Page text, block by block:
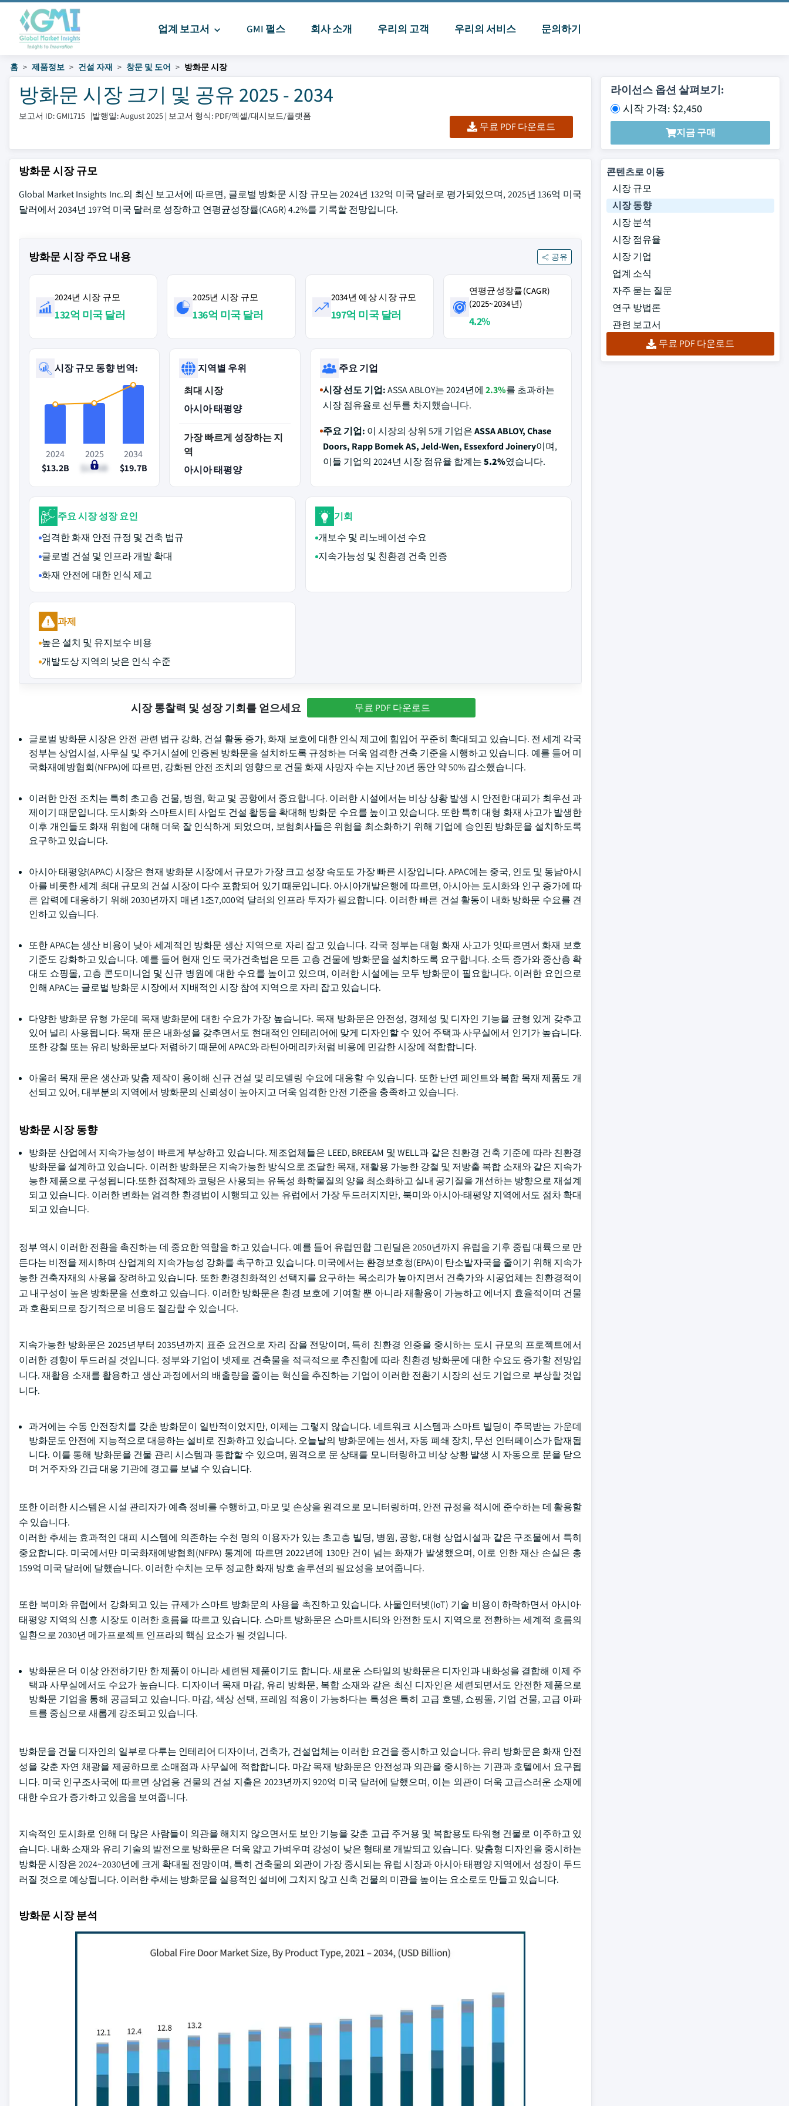
업계 보고서 GMI 펄스 회사 소개 우리의 고객 우리의 서비스 문의하기
홈 제품정보 건설 자재 창문 및 도어 방화문 시장
방화문 시장 크기 및 공유 2025 - 2034
보고서 ID: GMI1715 |발행일: August 2025 | 보고서 형식: PDF/엑셀/대시보드/플랫폼
무료 PDF 다운로드
라이선스 옵션 살펴보기:
시작 가격: $2,450
지금 구매
방화문 시장 규모
Global Market Insights Inc.의 최신 보고서에 따르면, 글로벌 방화문 시장 규모는 2024년 132억 미국 달러로 평가되었으며, 2025년 136억 미국
달러에서 2034년 197억 미국 달러로 성장하고 연평균성장률(CAGR) 4.2%를 기록할 전망입니다.
방화문 시장 주요 내용 공유
2024년 시장 규모
132억 미국 달러
2025년 시장 규모
136억 미국 달러
2034년 예상 시장 규모
197억 미국 달러
연평균성장률(CAGR)
(2025~2034년)
4.2%
시장 규모 동향 번역:
2024
$13.2B
2025
$13.6B
2034
$19.7B
지역별 우위
최대 시장
아시아 태평양
가장 빠르게 성장하는 지
역
아시아 태평양
주요 기업
시장 선도 기업:ASSA ABLOY는 2024년에 2.3%를 초과하는
시장 점유율로 선두를 차지했습니다.
주요 기업: 이 시장의 상위 5개 기업은ASSA ABLOY, Chase
Doors, Rapp Bomek AS, Jeld-Wen, Essexford Joinery이며,
이들 기업의 2024년 시장 점유율 합계는5.2%였습니다.
주요 시장 성장 요인
엄격한 화재 안전 규정 및 건축 법규
글로벌 건설 및 인프라 개발 확대
화재 안전에 대한 인식 제고
기회
개보수 및 리노베이션 수요
지속가능성 및 친환경 건축 인증
과제
높은 설치 및 유지보수 비용
개발도상 지역의 낮은 인식 수준
시장 통찰력 및 성장 기회를 얻으세요 무료 PDF 다운로드
글로벌 방화문 시장은 안전 관련 법규 강화, 건설 활동 증가, 화재 보호에 대한 인식 제고에 힘입어 꾸준히 확대되고 있습니다. 전 세계 각국
정부는 상업시설, 사무실 및 주거시설에 인증된 방화문을 설치하도록 규정하는 더욱 엄격한 건축 기준을 시행하고 있습니다. 예를 들어 미
국화재예방협회(NFPA)에 따르면, 강화된 안전 조치의 영향으로 건물 화재 사망자 수는 지난 20년 동안 약 50% 감소했습니다.
이러한 안전 조치는 특히 초고층 건물, 병원, 학교 및 공항에서 중요합니다. 이러한 시설에서는 비상 상황 발생 시 안전한 대피가 최우선 과
제이기 때문입니다. 도시화와 스마트시티 사업도 건설 활동을 확대해 방화문 수요를 높이고 있습니다. 또한 특히 대형 화재 사고가 발생한
이후 개인들도 화재 위험에 대해 더욱 잘 인식하게 되었으며, 보험회사들은 위험을 최소화하기 위해 기업에 승인된 방화문을 설치하도록
요구하고 있습니다.
아시아 태평양(APAC) 시장은 현재 방화문 시장에서 규모가 가장 크고 성장 속도도 가장 빠른 시장입니다. APAC에는 중국, 인도 및 동남아시
아를 비롯한 세계 최대 규모의 건설 시장이 다수 포함되어 있기 때문입니다. 아시아개발은행에 따르면, 아시아는 도시화와 인구 증가에 따
른 압력에 대응하기 위해 2030년까지 매년 1조7,000억 달러의 인프라 투자가 필요합니다. 이러한 빠른 건설 활동이 내화 방화문 수요를 견
인하고 있습니다.
또한 APAC는 생산 비용이 낮아 세계적인 방화문 생산 지역으로 자리 잡고 있습니다. 각국 정부는 대형 화재 사고가 잇따르면서 화재 보호
기준도 강화하고 있습니다. 예를 들어 현재 인도 국가건축법은 모든 고층 건물에 방화문을 설치하도록 요구합니다. 소득 증가와 중산층 확
대도 쇼핑몰, 고층 콘도미니엄 및 신규 병원에 대한 수요를 높이고 있으며, 이러한 시설에는 모두 방화문이 필요합니다. 이러한 요인으로
인해 APAC는 글로벌 방화문 시장에서 지배적인 시장 참여 지역으로 자리 잡고 있습니다.
다양한 방화문 유형 가운데 목재 방화문에 대한 수요가 가장 높습니다. 목재 방화문은 안전성, 경제성 및 디자인 기능을 균형 있게 갖추고
있어 널리 사용됩니다. 목재 문은 내화성을 갖추면서도 현대적인 인테리어에 맞게 디자인할 수 있어 주택과 사무실에서 인기가 높습니다.
또한 강철 또는 유리 방화문보다 저렴하기 때문에 APAC와 라틴아메리카처럼 비용에 민감한 시장에 적합합니다.
아울러 목재 문은 생산과 맞춤 제작이 용이해 신규 건설 및 리모델링 수요에 대응할 수 있습니다. 또한 난연 페인트와 복합 목재 제품도 개
선되고 있어, 대부분의 지역에서 방화문의 신뢰성이 높아지고 더욱 엄격한 안전 기준을 충족하고 있습니다.
방화문 시장 동향
방화문 산업에서 지속가능성이 빠르게 부상하고 있습니다. 제조업체들은 LEED, BREEAM 및 WELL과 같은 친환경 건축 기준에 따라 친환경
방화문을 설계하고 있습니다. 이러한 방화문은 지속가능한 방식으로 조달한 목재, 재활용 가능한 강철 및 저방출 복합 소재와 같은 지속가
능한 제품으로 구성됩니다.또한 접착제와 코팅은 사용되는 유독성 화학물질의 양을 최소화하고 실내 공기질을 개선하는 방향으로 재설계
되고 있습니다. 이러한 변화는 엄격한 환경법이 시행되고 있는 유럽에서 가장 두드러지지만, 북미와 아시아·태평양 지역에서도 점차 확대
되고 있습니다.
정부 역시 이러한 전환을 촉진하는 데 중요한 역할을 하고 있습니다. 예를 들어 유럽연합 그린딜은 2050년까지 유럽을 기후 중립 대륙으로 만
든다는 비전을 제시하며 산업계의 지속가능성 강화를 촉구하고 있습니다. 미국에서는 환경보호청(EPA)이 탄소발자국을 줄이기 위해 지속가
능한 건축자재의 사용을 장려하고 있습니다. 또한 환경친화적인 선택지를 요구하는 목소리가 높아지면서 건축가와 시공업체는 친환경적이
고 내구성이 높은 방화문을 선호하고 있습니다. 이러한 방화문은 환경 보호에 기여할 뿐 아니라 재활용이 가능하고 에너지 효율적이며 건물
과 호환되므로 장기적으로 비용도 절감할 수 있습니다.
지속가능한 방화문은 2025년부터 2035년까지 표준 요건으로 자리 잡을 전망이며, 특히 친환경 인증을 중시하는 도시 규모의 프로젝트에서
이러한 경향이 두드러질 것입니다. 정부와 기업이 넷제로 건축물을 적극적으로 추진함에 따라 친환경 방화문에 대한 수요도 증가할 전망입
니다. 재활용 소재를 활용하고 생산 과정에서의 배출량을 줄이는 혁신을 추진하는 기업이 이러한 전환기 시장의 선도 기업으로 부상할 것입
니다.
과거에는 수동 안전장치를 갖춘 방화문이 일반적이었지만, 이제는 그렇지 않습니다. 네트워크 시스템과 스마트 빌딩이 주목받는 가운데
방화문도 안전에 지능적으로 대응하는 설비로 진화하고 있습니다. 오늘날의 방화문에는 센서, 자동 폐쇄 장치, 무선 인터페이스가 탑재됩
니다. 이를 통해 방화문을 건물 관리 시스템과 통합할 수 있으며, 원격으로 문 상태를 모니터링하고 비상 상황 발생 시 자동으로 문을 닫으
며 거주자와 긴급 대응 기관에 경고를 보낼 수 있습니다.
또한 이러한 시스템은 시설 관리자가 예측 정비를 수행하고, 마모 및 손상을 원격으로 모니터링하며, 안전 규정을 적시에 준수하는 데 활용할
수 있습니다.
이러한 추세는 효과적인 대피 시스템에 의존하는 수천 명의 이용자가 있는 초고층 빌딩, 병원, 공항, 대형 상업시설과 같은 구조물에서 특히
중요합니다. 미국에서만 미국화재예방협회(NFPA) 통계에 따르면 2022년에 130만 건이 넘는 화재가 발생했으며, 이로 인한 재산 손실은 총
159억 미국 달러에 달했습니다. 이러한 수치는 모두 정교한 화재 방호 솔루션의 필요성을 보여줍니다.
또한 북미와 유럽에서 강화되고 있는 규제가 스마트 방화문의 사용을 촉진하고 있습니다. 사물인터넷(IoT) 기술 비용이 하락하면서 아시아·
태평양 지역의 신흥 시장도 이러한 흐름을 따르고 있습니다. 스마트 방화문은 스마트시티와 안전한 도시 지역으로 전환하는 세계적 흐름의
일환으로 2030년 메가프로젝트 인프라의 핵심 요소가 될 것입니다.
방화문은 더 이상 안전하기만 한 제품이 아니라 세련된 제품이기도 합니다. 새로운 스타일의 방화문은 디자인과 내화성을 결합해 이제 주
택과 사무실에서도 수요가 높습니다. 디자이너 목재 마감, 유리 방화문, 복합 소재와 같은 최신 디자인은 세련되면서도 안전한 제품으로
방화문 기업을 통해 공급되고 있습니다. 마감, 색상 선택, 프레임 적용이 가능하다는 특성은 특히 고급 호텔, 쇼핑몰, 기업 건물, 고급 아파
트를 중심으로 새롭게 강조되고 있습니다.
방화문을 건물 디자인의 일부로 다루는 인테리어 디자이너, 건축가, 건설업체는 이러한 요건을 중시하고 있습니다. 유리 방화문은 화재 안전
성을 갖춘 자연 채광을 제공하므로 소매점과 사무실에 적합합니다. 마감 목재 방화문은 안전성과 외관을 중시하는 기관과 호텔에서 요구됩
니다. 미국 인구조사국에 따르면 상업용 건물의 건설 지출은 2023년까지 920억 미국 달러에 달했으며, 이는 외관이 더욱 고급스러운 소재에
대한 수요가 증가하고 있음을 보여줍니다.
지속적인 도시화로 인해 더 많은 사람들이 외관을 해치지 않으면서도 보안 기능을 갖춘 고급 주거용 및 복합용도 타워형 건물로 이주하고 있
습니다. 내화 소재와 유리 기술의 발전으로 방화문은 더욱 얇고 가벼우며 강성이 낮은 형태로 개발되고 있습니다. 맞춤형 디자인을 중시하는
방화문 시장은 2024~2030년에 크게 확대될 전망이며, 특히 건축물의 외관이 가장 중시되는 유럽 시장과 아시아 태평양 지역에서 성장이 두드
러질 것으로 예상됩니다. 이러한 추세는 방화문을 실용적인 설비에 그치지 않고 신축 건물의 미관을 높이는 요소로도 만들고 있습니다.
방화문 시장 분석
콘텐츠로 이동
시장 규모
시장 동향
시장 분석
시장 점유율
시장 기업
업계 소식
자주 묻는 질문
연구 방법론
관련 보고서
무료 PDF 다운로드